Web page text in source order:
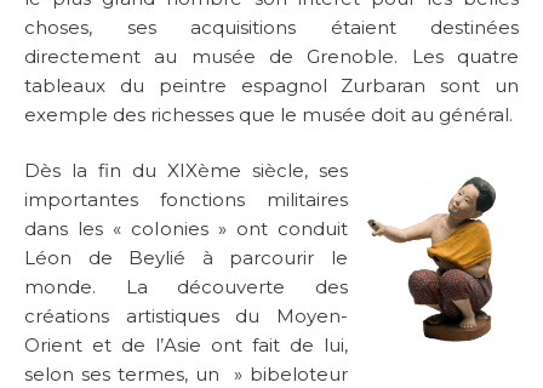
choses, ses acquisitions étaient destinées
directement au musée de Grenoble. Les quatre
tableaux du peintre espagnol Zurbaran sont un
exemple des richesses que le musée doit au général.
Dès la fin du XIXème siècle, ses
importantes fonctions militaires
dans les « colonies » ont conduit
Léon de Beylié à parcourir le
monde. La découverte des
créations artistiques du Moyen-
Orient et de l’Asie ont fait de lui,
selon ses termes, un » bibeloteur